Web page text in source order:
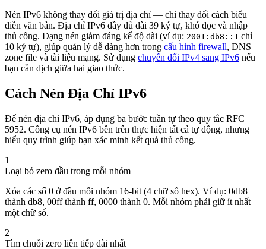
Nén IPv6 không thay đổi giá trị địa chỉ — chỉ thay đổi cách biểu
diễn văn bản. Địa chỉ IPv6 đầy đủ dài 39 ký tự, khó đọc và nhập
thủ công. Dạng nén giảm đáng kể độ dài (ví dụ: 2001:db8::1 chỉ
10 ký tự), giúp quản lý dễ dàng hơn trong cấu hình firewall, DNS
zone file và tài liệu mạng. Sử dụng chuyển đổi IPv4 sang IPv6 nếu
bạn cần dịch giữa hai giao thức.
Cách Nén Địa Chỉ IPv6
Để nén địa chỉ IPv6, áp dụng ba bước tuần tự theo quy tắc RFC
5952. Công cụ nén IPv6 bên trên thực hiện tất cả tự động, nhưng
hiểu quy trình giúp bạn xác minh kết quả thủ công.
1
Loại bỏ zero đầu trong mỗi nhóm
Xóa các số 0 ở đầu mỗi nhóm 16-bit (4 chữ số hex). Ví dụ: 0db8
thành db8, 00ff thành ff, 0000 thành 0. Mỗi nhóm phải giữ ít nhất
một chữ số.
2
Tìm chuỗi zero liên tiếp dài nhất